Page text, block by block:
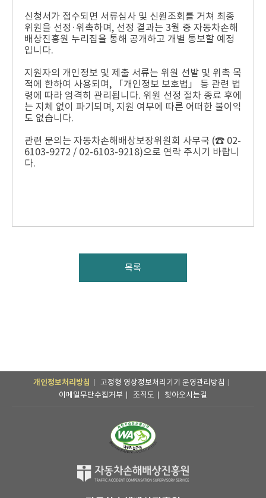
신청서가 접수되면 서류심사 및 신원조회를 거쳐 최종
위원을 선정·위촉하며, 선정 결과는 3월 중 자동차손해
배상진흥원 누리집을 통해 공개하고 개별 통보할 예정
입니다.
지원자의 개인정보 및 제출 서류는 위원 선발 및 위촉 목
적에 한하여 사용되며, 「개인정보 보호법」 등 관련 법
령에 따라 엄격히 관리됩니다. 위원 선정 절차 종료 후에
는 지체 없이 파기되며, 지원 여부에 따른 어떠한 불이익
도 없습니다.
관련 문의는 자동차손해배상보장위원회 사무국 (☎ 02-
6103-9272 / 02-6103-9218)으로 연락 주시기 바랍니
다.
목록
개인정보처리방침
고정형 영상정보처리기기 운영관리방침
이메일무단수집거부
조직도 찾아오시는길